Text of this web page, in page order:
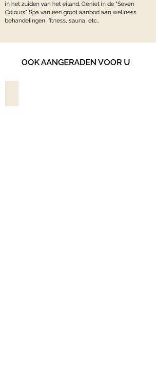
in het zuiden van het eiland. Geniet in de "Seven
Colours" Spa van een groot aanbod aan wellness
behandelingen, fitness, sauna, etc..
OOK AANGERADEN VOOR U